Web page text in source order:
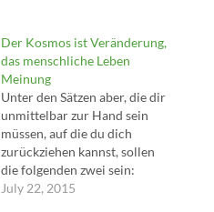
Der Kosmos ist Veränderung,
das menschliche Leben
Meinung
Unter den Sätzen aber, die dir
unmittelbar zur Hand sein
müssen, auf die du dich
zurückziehen kannst, sollen
die folgenden zwei sein:
Erstens, dass die Dinge nicht
July 22, 2015